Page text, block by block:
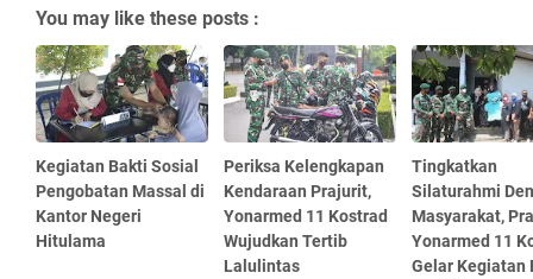
You may like these posts :
Kegiatan Bakti Sosial
Pengobatan Massal di
Kantor Negeri
Hitulama
Periksa Kelengkapan
Kendaraan Prajurit,
Yonarmed 11 Kostrad
Wujudkan Tertib
Lalulintas
Tingkatkan
Silaturahmi
Masyarakat,
Yonarmed 11
Gelar Kegiatan